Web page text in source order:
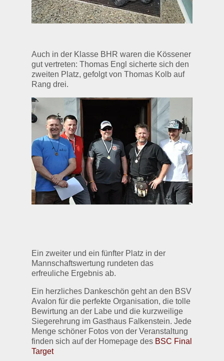
Auch in der Klasse BHR waren die Kössener
gut vertreten: Thomas Engl sicherte sich den
zweiten Platz, gefolgt von Thomas Kolb auf
Rang drei.
Ein zweiter und ein fünfter Platz in der
Mannschaftswertung rundeten das
erfreuliche Ergebnis ab.
Ein herzliches Dankeschön geht an den BSV
Avalon für die perfekte Organisation, die tolle
Bewirtung an der Labe und die kurzweilige
Siegerehrung im Gasthaus Falkenstein. Jede
Menge schöner Fotos von der Veranstaltung
finden sich auf der Homepage des BSC Final
Target